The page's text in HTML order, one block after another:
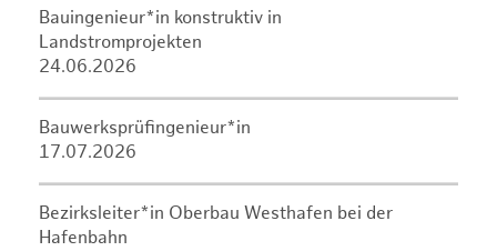
Bauingenieur*in konstruktiv in
Landstromprojekten
24.06.2026
Bauwerksprüfingenieur*in
17.07.2026
Bezirksleiter*in Oberbau Westhafen bei der
Hafenbahn